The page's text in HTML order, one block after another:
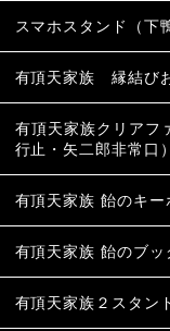
スマホスタンド（下
有頂天家族 縁結び
有頂天家族クリアフ
行止・矢二郎非常口）
有頂天家族 飴のキー
有頂天家族 飴のブッ
有頂天家族２スタン